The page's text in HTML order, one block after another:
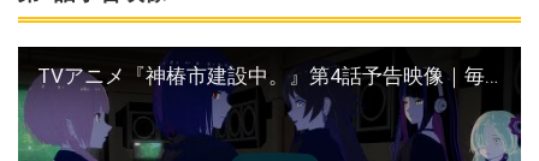
TVアニメ『神椿市建設中。』第4話予告映像｜毎週木曜よる11時56分TBS系28局にて全国同時放送中